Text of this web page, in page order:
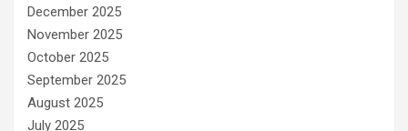
December 2025
November 2025
October 2025
September 2025
August 2025
July 2025